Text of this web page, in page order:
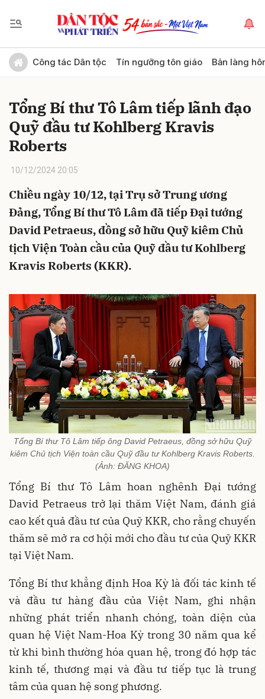
Công tác Dân tộc Tín ngưỡng tôn giáo Bản làng
Tổng Bí thư Tô Lâm tiếp lãnh đạo
Quỹ đầu tư Kohlberg Kravis
Roberts
10/12/2024 20:05
Chiều ngày 10/12, tại Trụ sở Trung ương
Đảng, Tổng Bí thư Tô Lâm đã tiếp Đại tướng
David Petraeus, đồng sở hữu Quỹ kiêm Chủ
tịch Viện Toàn cầu của Quỹ đầu tư Kohlberg
Kravis Roberts (KKR).
Tổng Bí thư Tô Lâm tiếp ông David Petraeus, đồng sở hữu Quỹ
kiêm Chủ tịch Viện toàn cầu Quỹ đầu tư Kohlberg Kravis Roberts.
(Ảnh: ĐĂNG KHOA)
Tổng Bí thư Tô Lâm hoan nghênh Đại tướng
David Petraeus trở lại thăm Việt Nam, đánh giá
cao kết quả đầu tư của Quỹ KKR, cho rằng chuyến
thăm sẽ mở ra cơ hội mới cho đầu tư của Quỹ KKR
tại Việt Nam.
Tổng Bí thư khẳng định Hoa Kỳ là đối tác kinh tế
và đầu tư hàng đầu của Việt Nam, ghi nhận
những phát triển nhanh chóng, toàn diện của
quan hệ Việt Nam-Hoa Kỳ trong 30 năm qua kể
từ khi bình thường hóa quan hệ, trong đó hợp tác
kinh tế, thương mại và đầu tư tiếp tục là trung
tâm của quan hệ song phương.
Gửi bình luận